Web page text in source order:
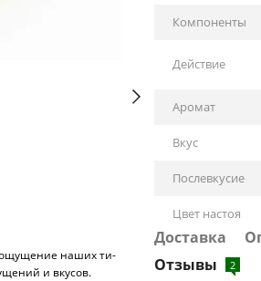
ощущение наших ти-
и вкусов.
Компоненты
Действие
Аромат
Вкус
Послевкусие
Цвет настоя
Доставка
Отзывы
2